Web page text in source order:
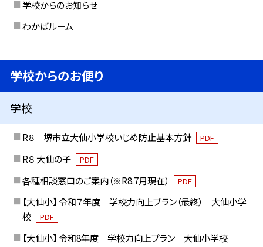
学校からのお知らせ
わかばルーム
学校からのお便り
学校
R８ 堺市立大仙小学校いじめ防止基本方針 PDF
R８ 大仙の子 PDF
各種相談窓口のご案内（※R8.7月現在） PDF
【大仙小】 令和７年度 学校力向上プラン（最終） 大仙小学
校
PDF
【大仙小】 令和8年度 学校力向上プラン 大仙小学校